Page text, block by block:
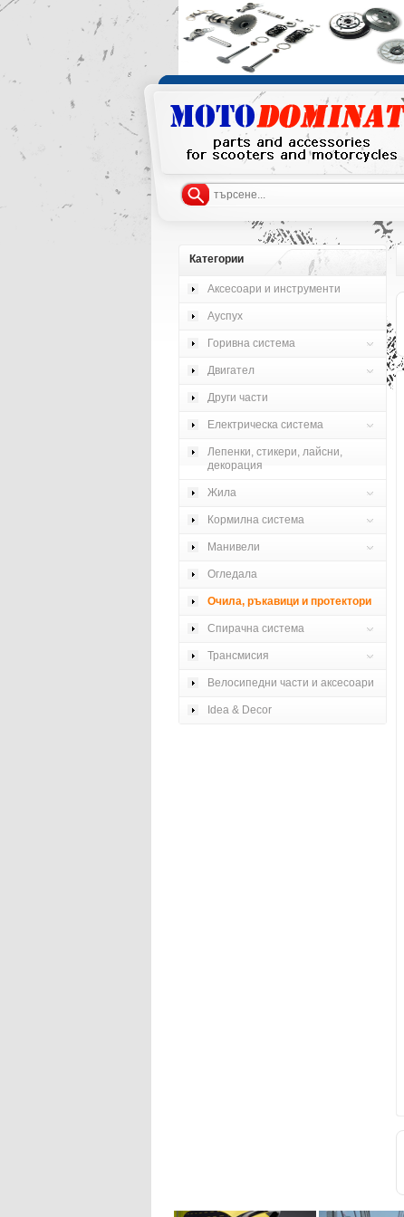
Категории
Аксесоари и инструменти
Ауспух
Горивна система
Двигател
Други части
Електрическа система
Лепенки, стикери, лайсни,
декорация
Жила
Кормилна система
Манивели
Огледала
Очила, ръкавици и протектори
Спирачна система
Трансмисия
Велосипедни части и аксесоари
Idea & Decor